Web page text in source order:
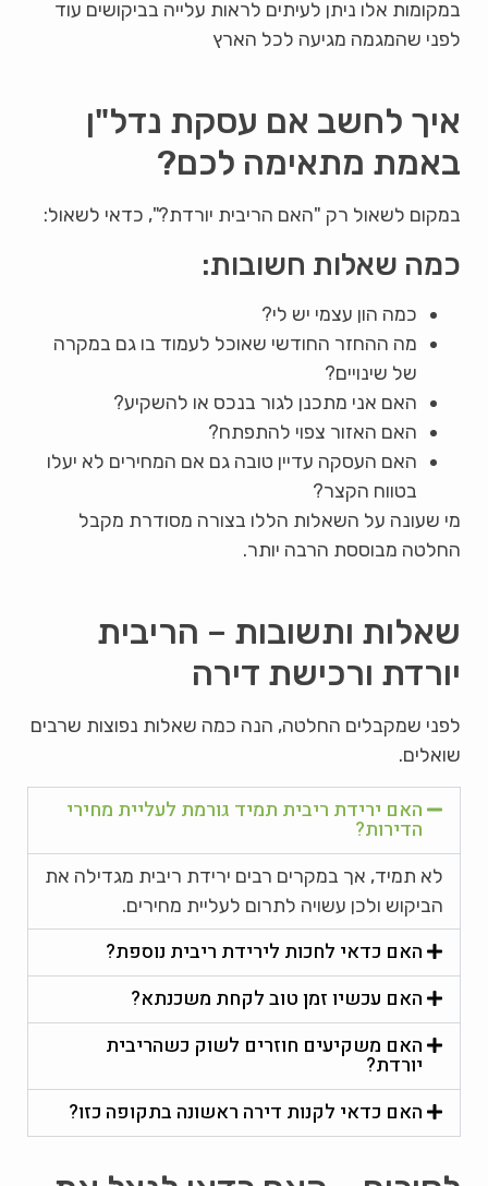
במקומות אלו ניתן לעיתים לראות עלייה בביקושים עוד
לפני שהמגמה מגיעה לכל הארץ
איך לחשב אם עסקת נדל"ן
באמת מתאימה לכם?
במקום לשאול רק "האם הריבית יורדת?", כדאי לשאול:
כמה שאלות חשובות:
כמה הון עצמי יש לי?
מה ההחזר החודשי שאוכל לעמוד בו גם במקרה
של שינויים?
האם אני מתכנן לגור בנכס או להשקיע?
האם האזור צפוי להתפתח?
האם העסקה עדיין טובה גם אם המחירים לא יעלו
בטווח הקצר?
מי שעונה על השאלות הללו בצורה מסודרת מקבל
החלטה מבוססת הרבה יותר.
שאלות ותשובות – הריבית
יורדת ורכישת דירה
לפני שמקבלים החלטה, הנה כמה שאלות נפוצות שרבים
שואלים.
האם ירידת ריבית תמיד גורמת לעליית מחירי
הדירות?
לא תמיד, אך במקרים רבים ירידת ריבית מגדילה את
הביקוש ולכן עשויה לתרום לעליית מחירים.
האם כדאי לחכות לירידת ריבית נוספת?
האם עכשיו זמן טוב לקחת משכנתא?
האם משקיעים חוזרים לשוק כשהריבית
יורדת?
האם כדאי לקנות דירה ראשונה בתקופה כזו?